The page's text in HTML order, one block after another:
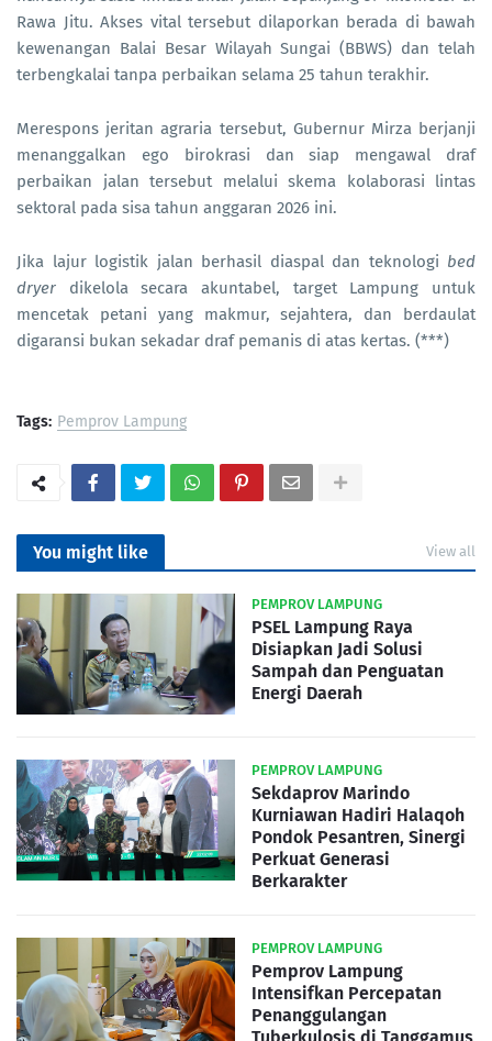
Rawa Jitu. Akses vital tersebut dilaporkan berada di bawah
kewenangan Balai Besar Wilayah Sungai (BBWS) dan telah
terbengkalai tanpa perbaikan selama 25 tahun terakhir.
Merespons jeritan agraria tersebut, Gubernur Mirza berjanji
menanggalkan ego birokrasi dan siap mengawal draf
perbaikan jalan tersebut melalui skema kolaborasi lintas
sektoral pada sisa tahun anggaran 2026 ini.
Jika lajur logistik jalan berhasil diaspal dan teknologi bed
dryer dikelola secara akuntabel, target Lampung untuk
mencetak petani yang makmur, sejahtera, dan berdaulat
digaransi bukan sekadar draf pemanis di atas kertas. (***)
Tags: Pemprov Lampung
You might like View all
PEMPROV LAMPUNG
PSEL Lampung Raya
Disiapkan Jadi Solusi
Sampah dan Penguatan
Energi Daerah
PEMPROV LAMPUNG
Sekdaprov Marindo
Kurniawan Hadiri Halaqoh
Pondok Pesantren, Sinergi
Perkuat Generasi
Berkarakter
PEMPROV LAMPUNG
Pemprov Lampung
Intensifkan Percepatan
Penanggulangan
Tuberkulosis di Tanggamus